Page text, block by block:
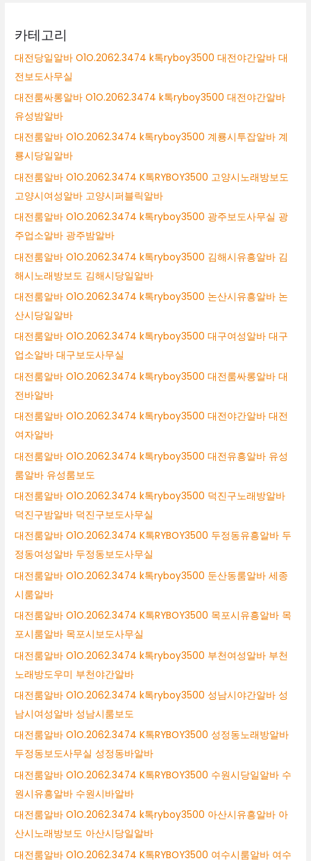
카테고리
대전당일알바 O1O.2062.3474 k톡ryboy3500 대전야간알바 대
전보도사무실
대전룸싸롱알바 O1O.2062.3474 k톡ryboy3500 대전야간알바
유성밤알바
대전룸알바 O1O.2062.3474 k톡ryboy3500 계룡시투잡알바 계
룡시당일알바
대전룸알바 O1O.2062.3474 K톡RYBOY3500 고양시노래방보도
고양시여성알바 고양시퍼블릭알바
대전룸알바 O1O.2062.3474 k톡ryboy3500 광주보도사무실 광
주업소알바 광주밤알바
대전룸알바 O1O.2062.3474 k톡ryboy3500 김해시유흥알바 김
해시노래방보도 김해시당일알바
대전룸알바 O1O.2062.3474 k톡ryboy3500 논산시유흥알바 논
산시당일알바
대전룸알바 O1O.2062.3474 k톡ryboy3500 대구여성알바 대구
업소알바 대구보도사무실
대전룸알바 O1O.2062.3474 k톡ryboy3500 대전룸싸롱알바 대
전바알바
대전룸알바 O1O.2062.3474 k톡ryboy3500 대전야간알바 대전
여자알바
대전룸알바 O1O.2062.3474 k톡ryboy3500 대전유흥알바 유성
룸알바 유성룸보도
대전룸알바 O1O.2062.3474 k톡ryboy3500 덕진구노래방알바
덕진구밤알바 덕진구보도사무실
대전룸알바 O1O.2062.3474 K톡RYBOY3500 두정동유흥알바 두
정동여성알바 두정동보도사무실
대전룸알바 O1O.2062.3474 k톡ryboy3500 둔산동룸알바 세종
시룸알바
대전룸알바 O1O.2062.3474 K톡RYBOY3500 목포시유흥알바 목
포시룸알바 목포시보도사무실
대전룸알바 O1O.2062.3474 k톡ryboy3500 부천여성알바 부천
노래방도우미 부천야간알바
대전룸알바 O1O.2062.3474 k톡ryboy3500 성남시야간알바 성
남시여성알바 성남시룸보도
대전룸알바 O1O.2062.3474 K톡RYBOY3500 성정동노래방알바
두정동보도사무실 성정동바알바
대전룸알바 O1O.2062.3474 K톡RYBOY3500 수원시당일알바 수
원시유흥알바 수원시바알바
대전룸알바 O1O.2062.3474 k톡ryboy3500 아산시유흥알바 아
산시노래방보도 아산시당일알바
대전룸알바 O1O.2062.3474 K톡RYBOY3500 여수시룸알바 여수